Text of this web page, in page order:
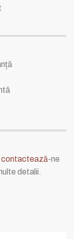
contactează-ne
detalii.